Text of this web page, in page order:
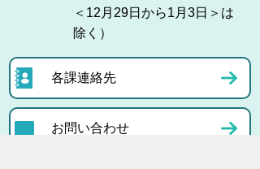
＜12月29日から1月3日＞は
除く）
各課連絡先
お問い合わせ